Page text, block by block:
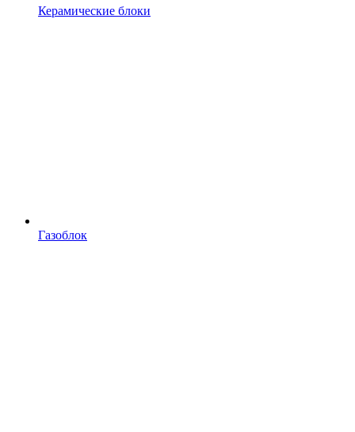
Керамические блоки
Газоблок